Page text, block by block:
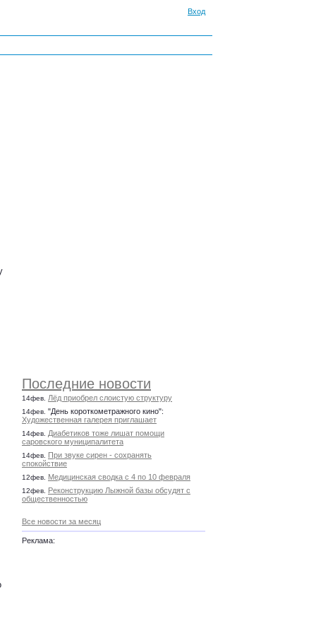
Вход
Последние новости
14фев. Лёд приобрел слоистую структуру
14фев. "День короткометражного кино":
Художественная галерея приглашает
14фев.
Диабетиков тоже лишат помощи
саровского муниципалитета
14фев.
При звуке сирен - сохранять
спокойствие
12фев. Медицинская сводка с 4 по 10 февраля
12фев.
Реконструкцию Лыжной базы обсудят с
общественностью
Все новости за месяц
Реклама: